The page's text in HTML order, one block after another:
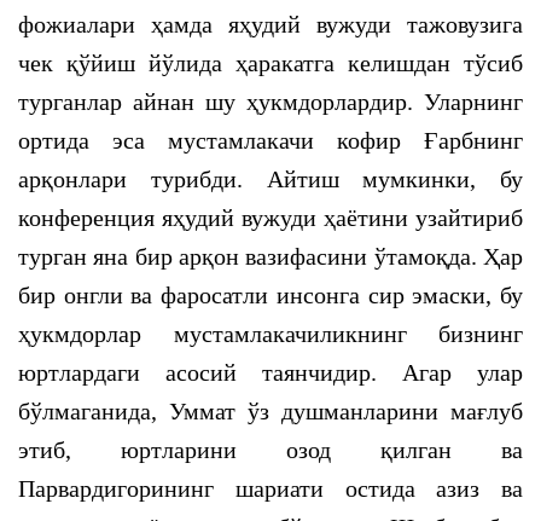
фожиалари ҳамда яҳудий вужуди тажовузига
чек қўйиш йўлида ҳаракатга келишдан тўсиб
турганлар айнан шу ҳукмдорлардир. Уларнинг
ортида эса мустамлакачи кофир Ғарбнинг
арқонлари турибди. Айтиш мумкинки, бу
конференция яҳудий вужуди ҳаётини узайтириб
турган яна бир арқон вазифасини ўтамоқда. Ҳар
бир онгли ва фаросатли инсонга сир эмаски, бу
ҳукмдорлар мустамлакачиликнинг бизнинг
юртлардаги асосий таянчидир. Агар улар
бўлмаганида, Уммат ўз душманларини мағлуб
этиб, юртларини озод қилган ва
Парвардигорининг шариати остида азиз ва